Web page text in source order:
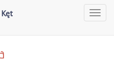
Kęt